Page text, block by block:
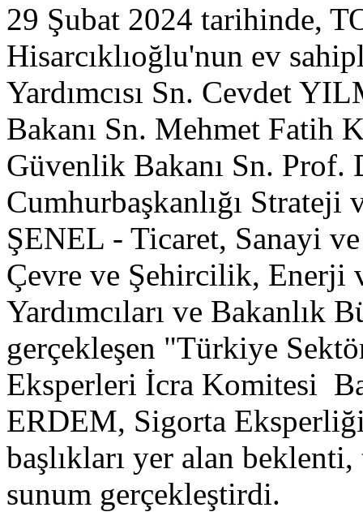
29 Şubat 2024 tarihinde,
Hisarcıklıoğlu'nun ev
Yardımcısı Sn. Cevdet
Bakanı Sn. Mehmet Fatih
Güvenlik Bakanı Sn.
Cumhurbaşkanlığı Strateji
ŞENEL - Ticaret, Sanayi
Çevre ve Şehircilik, Enerji
Yardımcıları ve Bakanlık
gerçekleşen "Türkiye
Eksperleri İcra Komitesi
ERDEM, Sigorta
başlıkları yer alan
sunum gerçekleştirdi.